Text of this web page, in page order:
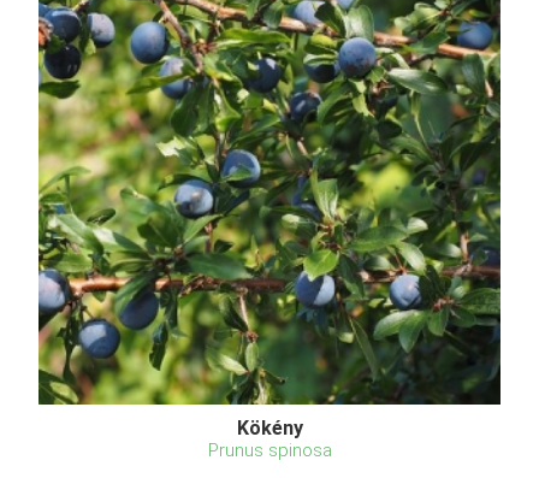
Kökény
Prunus spinosa